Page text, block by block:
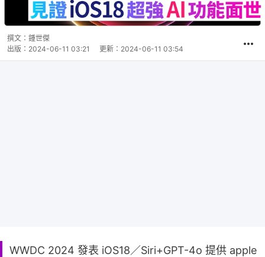
撰文： 鍾世傑
出版： 2024-06-11 03:21 更新： 2024-06-11 03:54
WWDC 2024 發表 iOS18／Siri+GPT-4o 提供 apple